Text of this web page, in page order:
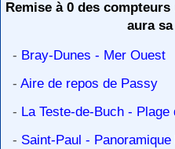
Remise à 0 des
aura
- Bray-Dunes - Mer Ouest
- Aire de repos de Passy
- La Teste-de-Buch - Plage
- Saint-Paul - Panoramique